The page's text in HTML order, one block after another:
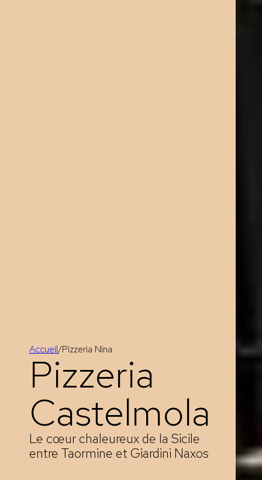
Accueil/Pizzeria Nina
Pizzeria
Castelmola
Le cœur chaleureux de la Sicile
entre Taormine et Giardini Naxos